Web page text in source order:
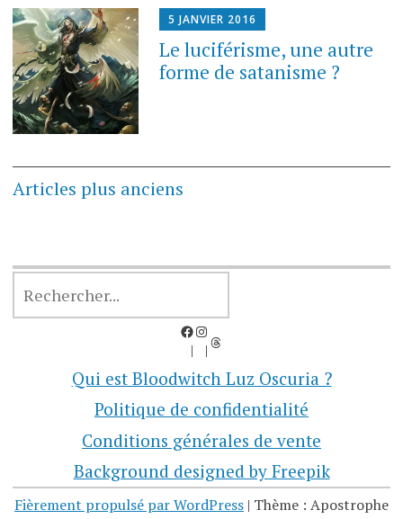
5 JANVIER 2016
Le luciférisme, une autre
forme de satanisme ?
Navigation
articles
Articles plus anciens
Facebook
Instagram
Threads
Qui est Bloodwitch Luz Oscuria ?
Politique de confidentialité
Conditions générales de vente
Background designed by Freepik
Fièrement propulsé par WordPress | Thème : Apostrophe